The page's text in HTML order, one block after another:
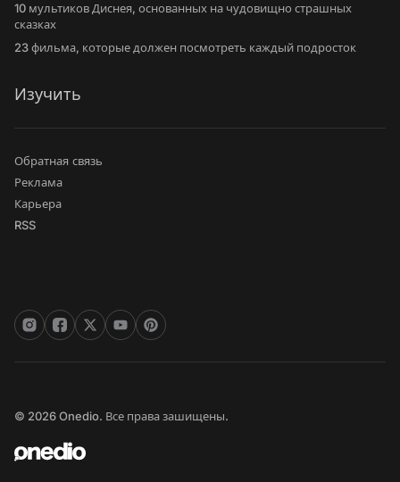
10 мультиков Диснея, основанных на чудовищно страшных
сказках
23 фильма, которые должен посмотреть каждый подросток
Изучить
Обратная связь
Реклама
Карьера
RSS
© 2026 Onedio. Все права зашищены.